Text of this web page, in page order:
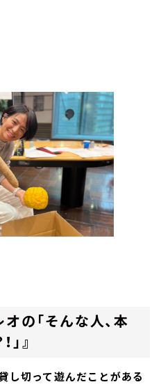
の「そんな人、本
』
し切って遊んだことがある